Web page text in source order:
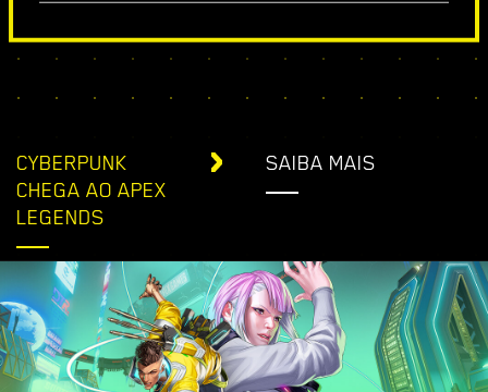
CYBERPUNK
CHEGA AO APEX
LEGENDS
SAIBA MAIS